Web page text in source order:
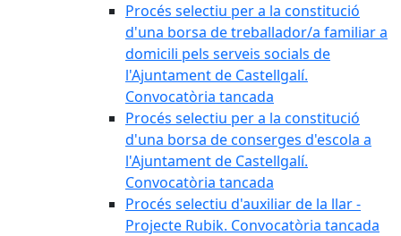
Procés selectiu per a la constitució
d'una borsa de treballador/a familiar a
domicili pels serveis socials de
l'Ajuntament de Castellgalí.
Convocatòria tancada
Procés selectiu per a la constitució
d'una borsa de conserges d'escola a
l'Ajuntament de Castellgalí.
Convocatòria tancada
Procés selectiu d'auxiliar de la llar -
Projecte Rubik. Convocatòria tancada